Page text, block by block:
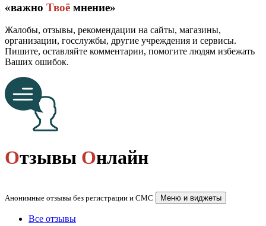
«важно Твоё мнение»
Жалобы, отзывы, рекомендации на сайты, магазины,
организации, госслужбы, другие учреждения и сервисы.
Пишите, оставляйте комментарии, помогите людям избежать
Ваших ошибок.
Отзывы Онлайн
Анонимные отзывы без регистрации и СМС Меню и виджеты
Все отзывы